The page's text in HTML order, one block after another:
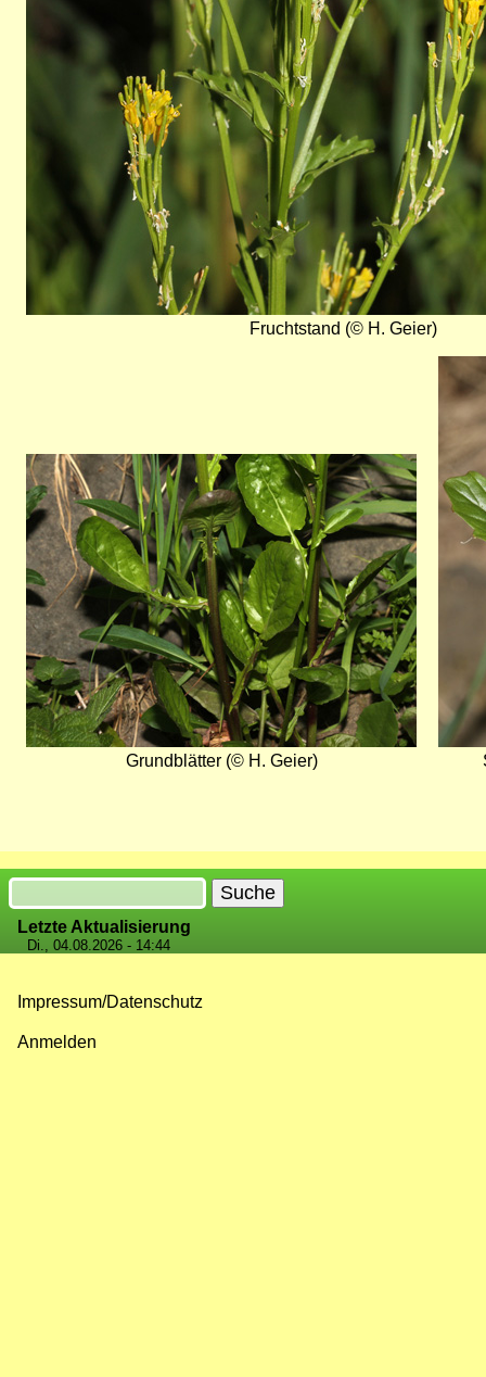
Fruchtstand (© H. Geier)
Bild
Grundblätter (© H. Geier)
Bild
Suche
Letzte Aktualisierung
Di., 04.08.2026 - 14:44
Impressum/Datenschutz
Anmelden